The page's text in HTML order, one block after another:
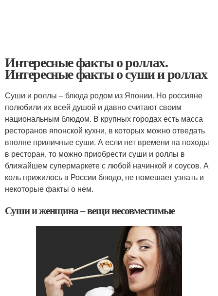
Интересные факты о роллах.
Интересные факты о суши и роллах
Суши и роллы – блюда родом из Японии. Но россияне
полюбили их всей душой и давно считают своим
национальным блюдом. В крупных городах есть масса
ресторанов японской кухни, в которых можно отведать
вполне приличные суши. А если нет времени на походы
в ресторан, то можно приобрести суши и роллы в
ближайшем супермаркете с любой начинкой и соусов. А
коль прижилось в России блюдо, не помешает узнать и
некоторые факты о нем.
Суши и женщина – вещи несовместимые